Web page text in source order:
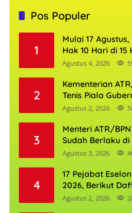
Pos Populer
1
Mulai 17
Hak 10 Hari di
Agustus 4, 2026
2
Kementerian
Tenis Piala
Agustus 2, 2026
3
Menteri ATR/
Sudah Berlaku
Agustus 3, 2026
4
17 Pejabat
2026, Berikut
Agustus 2, 2026